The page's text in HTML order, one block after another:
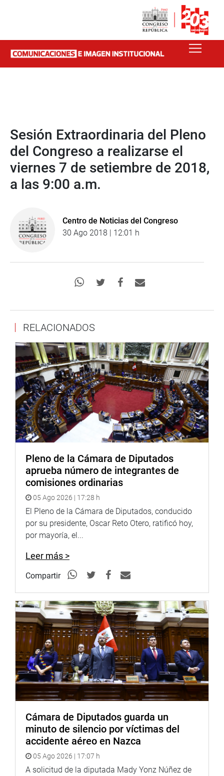
Sesión Extraordinaria del Pleno
del Congreso a realizarse el
viernes 7 de setiembre de 2018,
a las 9:00 a.m.
Centro de Noticias del Congreso
30 Ago 2018 | 12:01 h
RELACIONADOS
Pleno de la Cámara de Diputados
aprueba número de integrantes de
comisiones ordinarias
05 Ago 2026 | 17:28 h
El Pleno de la Cámara de Diputados, conducido
por su presidente, Oscar Reto Otero, ratificó hoy,
por mayoría, el...
Leer más >
Compartir
Cámara de Diputados guarda un
minuto de silencio por víctimas del
accidente aéreo en Nazca
05 Ago 2026 | 17:07 h
A solicitud de la diputada Mady Yonz Núñez de